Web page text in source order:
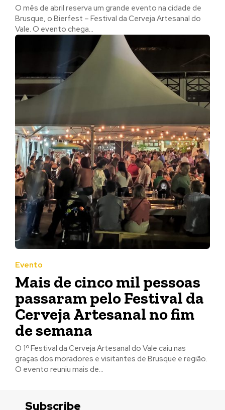
O mês de abril reserva um grande evento na cidade de
Brusque, o Bierfest – Festival da Cerveja Artesanal do
Vale. O evento chega...
Evento
Mais de cinco mil pessoas
passaram pelo Festival da
Cerveja Artesanal no fim
de semana
O 1º Festival da Cerveja Artesanal do Vale caiu nas
graças dos moradores e visitantes de Brusque e região.
O evento reuniu mais de...
Subscribe